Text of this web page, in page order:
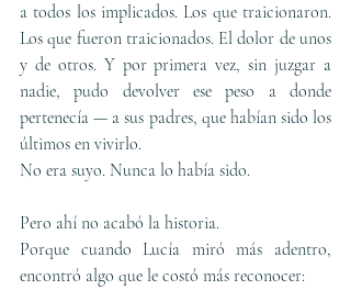
a todos los implicados. Los que traicionaron.
Los que fueron traicionados. El dolor de unos
y de otros. Y por primera vez, sin juzgar a
nadie, pudo devolver ese peso a donde
pertenecía — a sus padres, que habían sido los
últimos en vivirlo.
No era suyo. Nunca lo había sido.
Pero ahí no acabó la historia.
Porque cuando Lucía miró más adentro,
encontró algo que le costó más reconocer: